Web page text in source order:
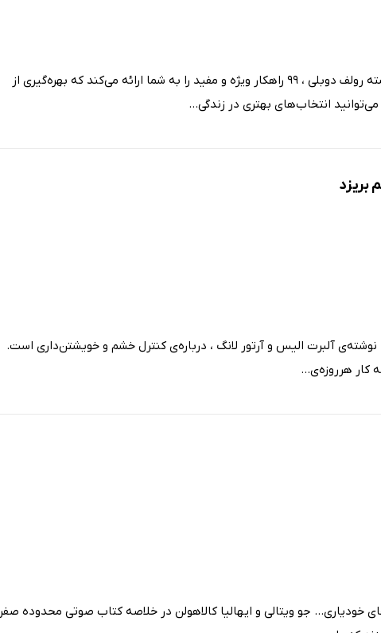
کتاب صوتی هنر شفاف اندیشیدن (میکروکتاب) نوشته رولف دوبلی ، 99 راهکار ویژه و مفید را به شما ارائه می‌کند که بهره‌گیری از
انتخاب‌های بهتری در زندگی...
بریزد
آلبرت الیس و آرتور لانگ ، درباره‌ی کنترل خشم و خویشتن‌داری است.
کار هرروزه‌ی...
خودیاری... جو ویتالی و ایهالیا کالاهولن در خلاصه کتاب صوتی محدوده صفر